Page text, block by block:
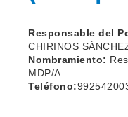
Responsable del
CHIRINOS
Nombramiento:
MDP/A
Teléfono: